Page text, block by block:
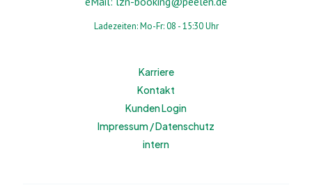
Ladezeiten: Mo-Fr: 08 - 15:30 Uhr
Karriere
Kontakt
Kunden Login
Impressum / Datenschutz
intern